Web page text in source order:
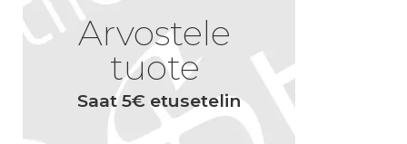
Arvostele
tuote
Saat 5€ etusetelin